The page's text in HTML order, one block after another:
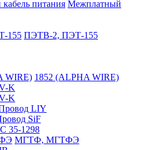
Межплатный
ПЭТВ-2, ПЭТ-155
1852 (ALPHA WIRE)
K
K
LIY
SiF
35-1298
МГТФ, МГТФЭ